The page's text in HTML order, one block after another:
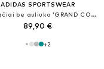
ADIDAS SPORTSWEAR
Sportbačiai be auliuko 'GRAND COURT ALPHA 00S'
89,90 €
+2